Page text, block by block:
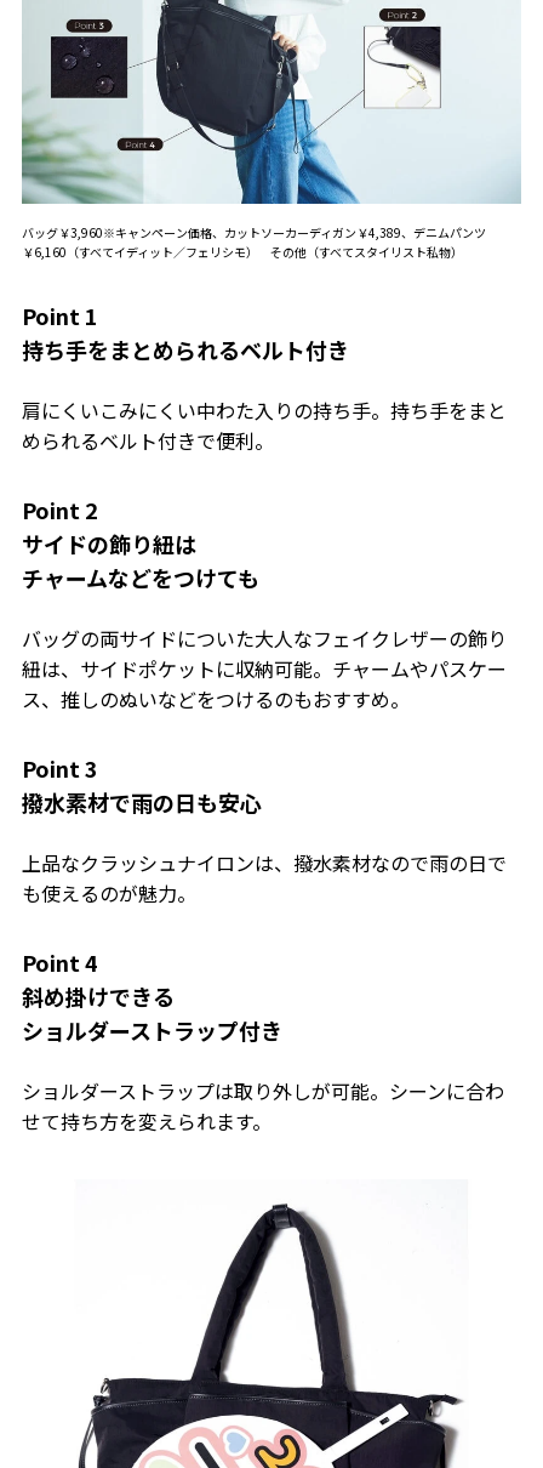
バッグ￥3,960※キャンペーン価格、カットソーカーディガン￥4,389、デニムパンツ
￥6,160（すべてイディット／フェリシモ） その他（すべてスタイリスト私物）
Point 1
持ち手をまとめられるベルト付き
肩にくいこみにくい中わた入りの持ち手。持ち手をまと
められるベルト付きで便利。
Point 2
サイドの飾り紐は
チャームなどをつけても
バッグの両サイドについた大人なフェイクレザーの飾り
紐は、サイドポケットに収納可能。チャームやパスケー
ス、推しのぬいなどをつけるのもおすすめ。
Point 3
撥水素材で雨の日も安心
上品なクラッシュナイロンは、撥水素材なので雨の日で
も使えるのが魅力。
Point 4
斜め掛けできる
ショルダーストラップ付き
ショルダーストラップは取り外しが可能。シーンに合わ
せて持ち方を変えられます。